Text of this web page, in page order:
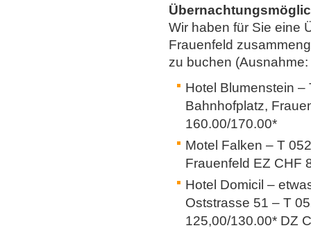
Wir haben für Sie eine
Frauenfeld
zu buchen
Hotel Blumenstein
Bahnhofplatz,
160.00/170.00*
Motel Falken – T
Frauenfeld EZ CHF
Hotel Domicil –
Oststrasse 51 – T
125,00/130.00* DZ